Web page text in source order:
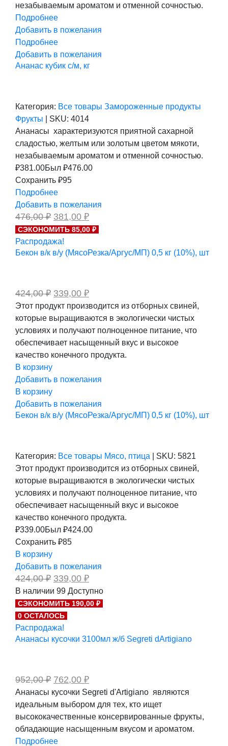
незабываемым ароматом и отменной сочностью.
Подробнее
Добавить в пожелания
Подробнее
Добавить в пожелания
Ананас кубик с/м, кг
Категория: Все товары Замороженные продукты
Фрукты
SKU: 4014
Ананасы характеризуются приятной сахарной
сладостью, желтым или золотым цветом мякоти,
незабываемым ароматом и отменной сочностью.
₽381.00Был ₽476.00
Сохранить ₽95
Подробнее
Добавить в пожелания
476,00₽ Первоначальная
цена
составляла
476,00 ₽.
381,00 ₽Текущая
цена:
381,00 ₽.
СЭКОНОМИТЬ 85,00 ₽
Распродажа!
Бекон в/к в/у (МясоРезка/Аргус/МП) 0,5 кг (10%), шт
424,00₽ Первоначальная
цена
составляла
424,00 ₽.
339,00 ₽Текущая
цена:
339,00 ₽.
Этот продукт производится из отборных свиней,
которые выращиваются в экологически чистых
условиях и получают полноценное питание, что
обеспечивает насыщенный вкус и высокое
качество конечного продукта.
В корзину
Добавить в пожелания
В корзину
Добавить в пожелания
Бекон в/к в/у (МясоРезка/Аргус/МП) 0,5 кг (10%), шт
Категория: Все товары Мясо, птица SKU: 5821
Этот продукт производится из отборных свиней,
которые выращиваются в экологически чистых
условиях и получают полноценное питание, что
обеспечивает насыщенный вкус и высокое
качество конечного продукта.
₽339.00Был ₽424.00
Сохранить ₽85
В корзину
Добавить в пожелания
424,00₽ Первоначальная
цена
составляла
424,00 ₽.
339,00 ₽Текущая
цена:
339,00 ₽.
В наличии 99 Доступно
СЭКОНОМИТЬ 190,00 ₽
0 ОСТАЛОСЬ
Распродажа!
Ананасы кусочки 3100мл ж/б Segreti dArtigiano
952,00₽ Первоначальная
цена
составляла
952,00 ₽.
762,00 ₽Текущая
цена:
762,00 ₽.
Ананасы кусочки Segreti d'Artigiano являются
идеальным выбором для тех, кто ищет
высококачественные консервированные фрукты,
обладающие насыщенным вкусом и ароматом.
Подробнее